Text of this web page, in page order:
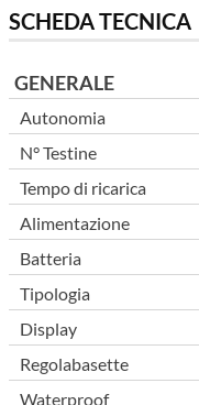
SCHEDA TECNICA
GENERALE
Autonomia
N° Testine
Tempo di ricarica
Alimentazione
Batteria
Tipologia
Display
Regolabasette
Waterproof